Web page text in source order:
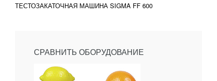
ТЕСТОЗАКАТОЧНАЯ МАШИНА SIGMA FF 600
СРАВНИТЬ ОБОРУДОВАНИЕ